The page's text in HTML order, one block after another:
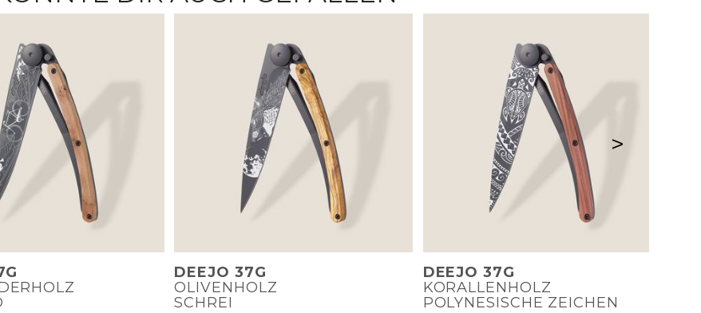
DEEJO 37G
OLIVENHOLZ
SCHREI
DEEJO 37G
KORALLENHOLZ
POLYNESISCHE ZEICHEN
>